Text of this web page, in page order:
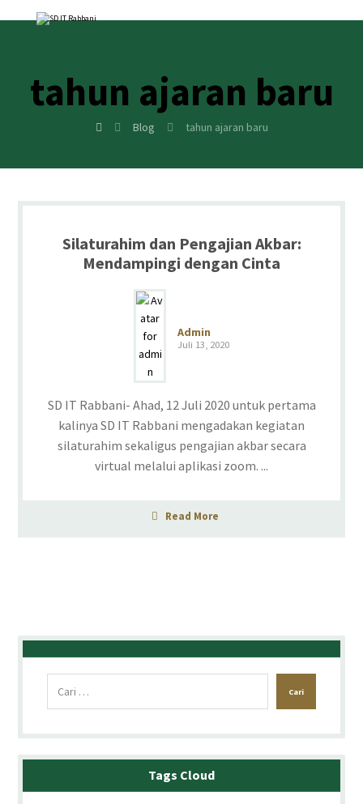
tahun ajaran baru
Blog tahun ajaran baru
Silaturahim dan Pengajian Akbar:
Mendampingi dengan Cinta
Admin
Juli 13, 2020
SD IT Rabbani- Ahad, 12 Juli 2020 untuk pertama
kalinya SD IT Rabbani mengadakan kegiatan
silaturahim sekaligus pengajian akbar secara
virtual melalui aplikasi zoom. ...
Read More
Tags Cloud